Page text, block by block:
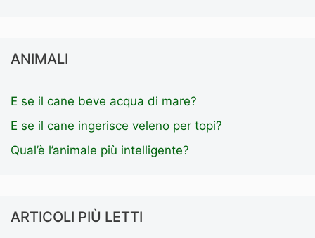
ANIMALI
E se il cane beve acqua di mare?
E se il cane ingerisce veleno per topi?
Qual’è l’animale più intelligente?
ARTICOLI PIÙ LETTI